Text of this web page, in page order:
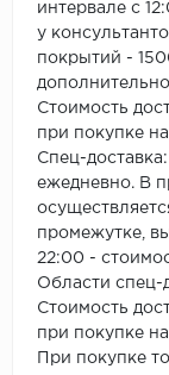
интервале с
у
покрытий -
Стоимость
при покупке
Спец-
ежедневно. В
промежутке,
22:00 -
Области спец-
Стоимость
при покупке
При покупке